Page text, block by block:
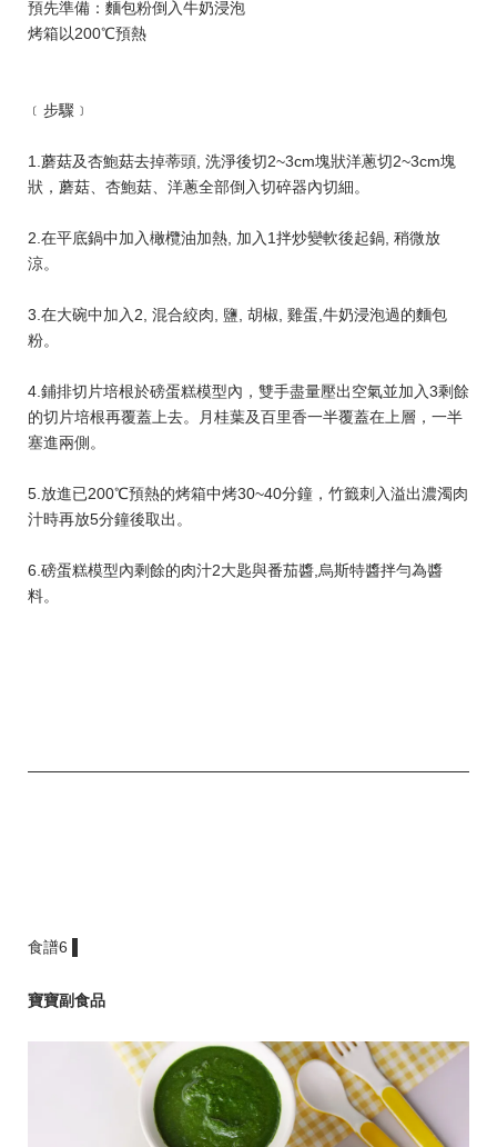
預先準備：麵包粉倒入牛奶浸泡
烤箱以200℃預熱
﹝步驟﹞
1.蘑菇及杏鮑菇去掉蒂頭, 洗淨後切2~3cm塊狀洋蔥切2~3cm塊
狀，蘑菇、杏鮑菇、洋蔥全部倒入切碎器內切細。
2.在平底鍋中加入橄欖油加熱, 加入1拌炒變軟後起鍋, 稍微放
涼。
3.在大碗中加入2, 混合絞肉, 鹽, 胡椒, 雞蛋,牛奶浸泡過的麵包
粉。
4.鋪排切片培根於磅蛋糕模型內，雙手盡量壓出空氣並加入3剩餘
的切片培根再覆蓋上去。月桂葉及百里香一半覆蓋在上層，一半
塞進兩側。
5.放進已200℃預熱的烤箱中烤30~40分鐘，竹籤刺入溢出濃濁肉
汁時再放5分鐘後取出。
6.磅蛋糕模型內剩餘的肉汁2大匙與番茄醬,烏斯特醬拌勻為醬
料。
食譜6 ▌
寶寶副食品